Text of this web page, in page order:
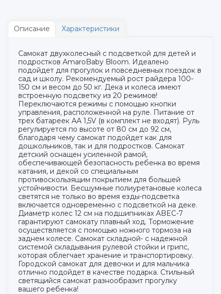
Описание Характеристики
Самокат двухколесный с подсветкой для детей и
подростков AmaroBaby Bloom. Идеалено
подойдет для прогулок и повседневных поездок в
сад и школу. Рекомендуемый рост райдера 100-
150 см и весом до 50 кг. Дека и колеса имеют
встроенную подсветку из 20 режимов!
Переключаются режимы с помощью кнопки
управления, расположенной на руле. Питание от
трех батареек АА 1,5V (в комплект не входят). Руль
регулируется по высоте от 80 см до 92 см,
благодаря чему самокат подойдет как для
дошкольников, так и для подростков. Самокат
детский оснащен усиленной рамой,
обеспечивающей безопасность ребенка во время
катания, и декой со специальным
противоскользящим покрытием для большей
устойчивости. Бесшумные полиуретановые колеса
светятся не только во время езды-подсветка
включается одновременно с подсветкой на деке.
Диаметр колес 12 см на подшипниках ABEC-7
гарантируют самокату плавный ход. Торможение
осуществляется с помощью ножного тормоза на
заднем колесе. Самокат складной- с надежной
системой складывания рулевой стойки и грипс,
которая облегчает хранение и транспортировку.
Городской самокат для девочки и для мальчика
отлично подойдет в качестве подарка. Стильный
светящийся самокат разнообразит прогулку
вашего ребенка!